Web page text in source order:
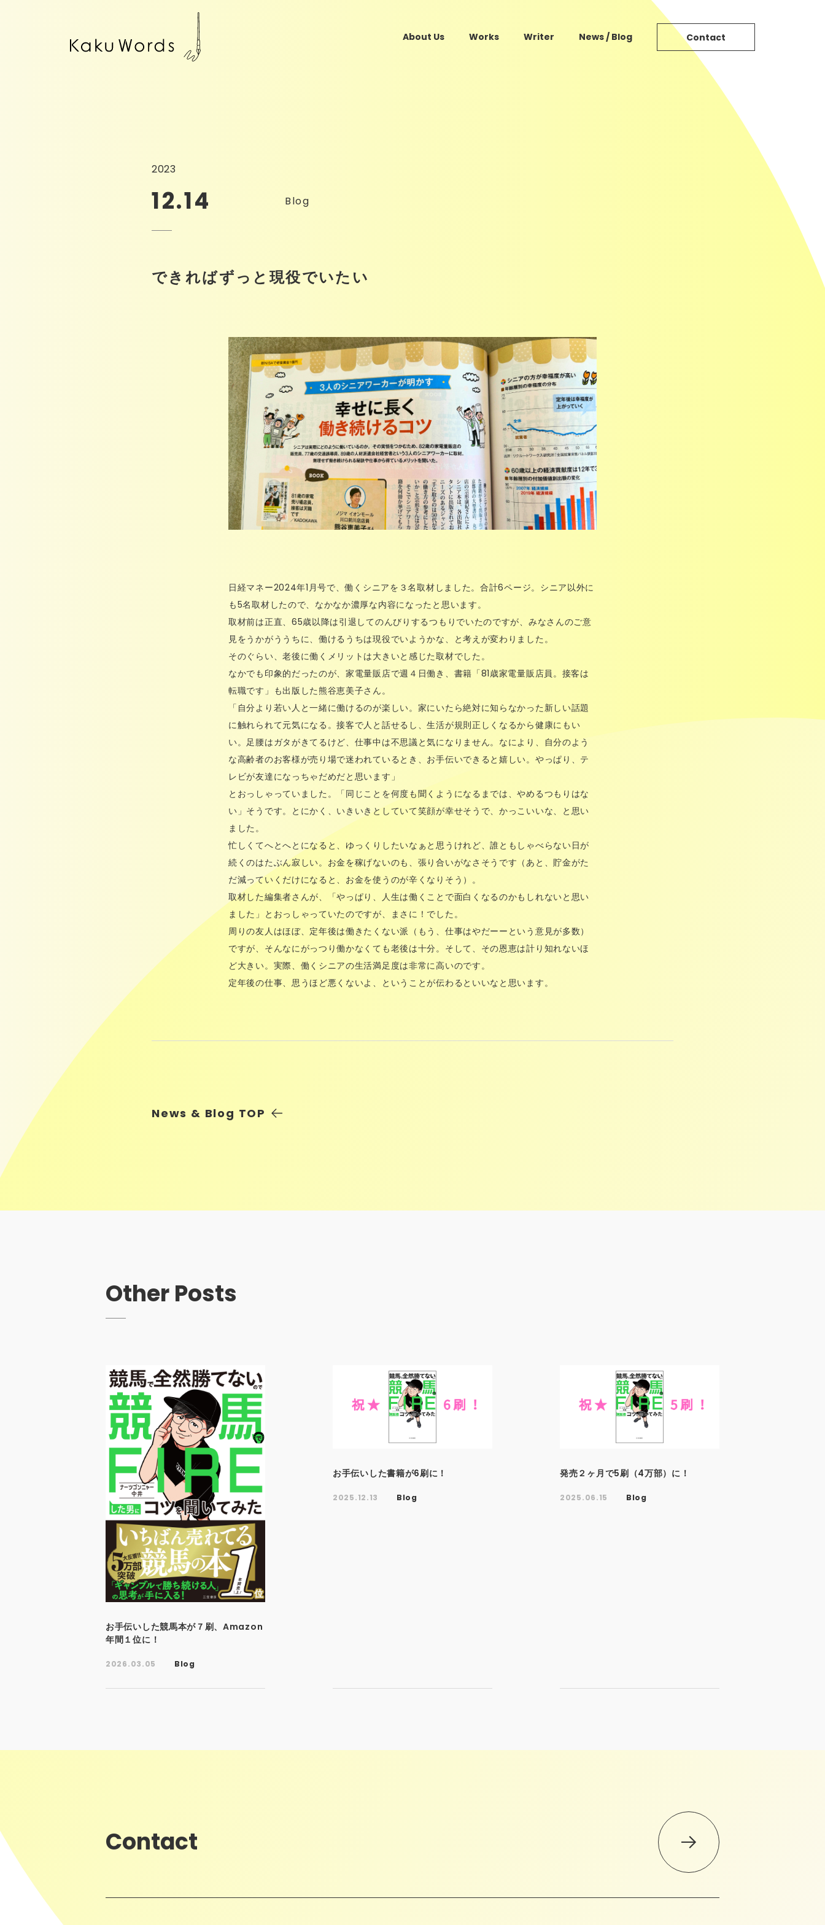
About Us Works Writer News / Blog Contact
2023
12.14 Blog
できればずっと現役でいたい
日経マネー2024年1月号で、働くシニアを３名取材しました。合計6ページ。シニア以外に
も5名取材したので、なかなか濃厚な内容になったと思います。
取材前は正直、65歳以降は引退してのんびりするつもりでいたのですが、みなさんのご意
見をうかがううちに、働けるうちは現役でいようかな、と考えが変わりました。
そのぐらい、老後に働くメリットは大きいと感じた取材でした。
なかでも印象的だったのが、家電量販店で週４日働き、書籍「81歳家電量販店員。接客は
転職です」も出版した熊谷恵美子さん。
「自分より若い人と一緒に働けるのが楽しい。家にいたら絶対に知らなかった新しい話題
に触れられて元気になる。接客で人と話せるし、生活が規則正しくなるから健康にもい
い。足腰はガタがきてるけど、仕事中は不思議と気になりません。なにより、自分のよう
な高齢者のお客様が売り場で迷われているとき、お手伝いできると嬉しい。やっぱり、テ
レビが友達になっちゃだめだと思います」
とおっしゃっていました。「同じことを何度も聞くようになるまでは、やめるつもりはな
い」そうです。とにかく、いきいきとしていて笑顔が幸せそうで、かっこいいな、と思い
ました。
忙しくてへとへとになると、ゆっくりしたいなぁと思うけれど、誰ともしゃべらない日が
続くのはたぶん寂しい。お金を稼げないのも、張り合いがなさそうです（あと、貯金がた
だ減っていくだけになると、お金を使うのが辛くなりそう）。
取材した編集者さんが、「やっぱり、人生は働くことで面白くなるのかもしれないと思い
ました」とおっしゃっていたのですが、まさに！でした。
周りの友人はほぼ、定年後は働きたくない派（もう、仕事はやだーーという意見が多数）
ですが、そんなにがっつり働かなくても老後は十分。そして、その恩恵は計り知れないほ
ど大きい。実際、働くシニアの生活満足度は非常に高いのです。
定年後の仕事、思うほど悪くないよ、ということが伝わるといいなと思います。
News & Blog TOP
Other Posts
お手伝いした競馬本が７刷、Amazon
年間１位に！
2026.03.05 Blog
お手伝いした書籍が6刷に！
2025.12.13 Blog
発売２ヶ月で5刷（4万部）に！
2025.06.15 Blog
Contact